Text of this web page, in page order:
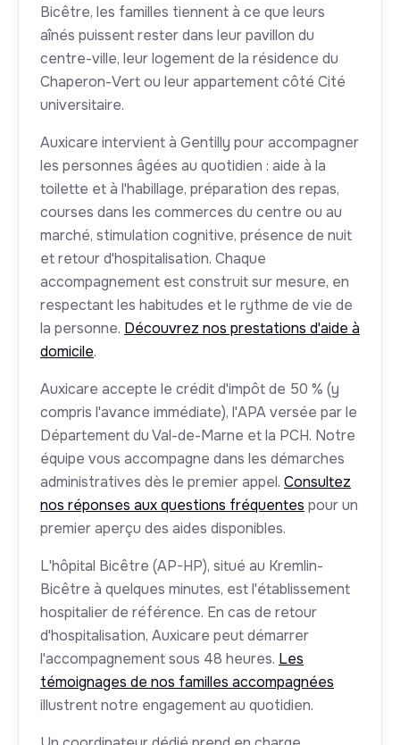
Bicêtre, les familles tiennent à ce que leurs
aînés puissent rester dans leur pavillon du
centre-ville, leur logement de la résidence du
Chaperon-Vert ou leur appartement côté Cité
universitaire.
Auxicare intervient à Gentilly pour accompagner
les personnes âgées au quotidien : aide à la
toilette et à l'habillage, préparation des repas,
courses dans les commerces du centre ou au
marché, stimulation cognitive, présence de nuit
et retour d'hospitalisation. Chaque
accompagnement est construit sur mesure, en
respectant les habitudes et le rythme de vie de
la personne. Découvrez nos prestations d'aide à
domicile.
Auxicare accepte le crédit d'impôt de 50 % (y
compris l'avance immédiate), l'APA versée par le
Département du Val-de-Marne et la PCH. Notre
équipe vous accompagne dans les démarches
administratives dès le premier appel. Consultez
nos réponses aux questions fréquentes pour un
premier aperçu des aides disponibles.
L'hôpital Bicêtre (AP-HP), situé au Kremlin-
Bicêtre à quelques minutes, est l'établissement
hospitalier de référence. En cas de retour
d'hospitalisation, Auxicare peut démarrer
l'accompagnement sous 48 heures. Les
témoignages de nos familles accompagnées
illustrent notre engagement au quotidien.